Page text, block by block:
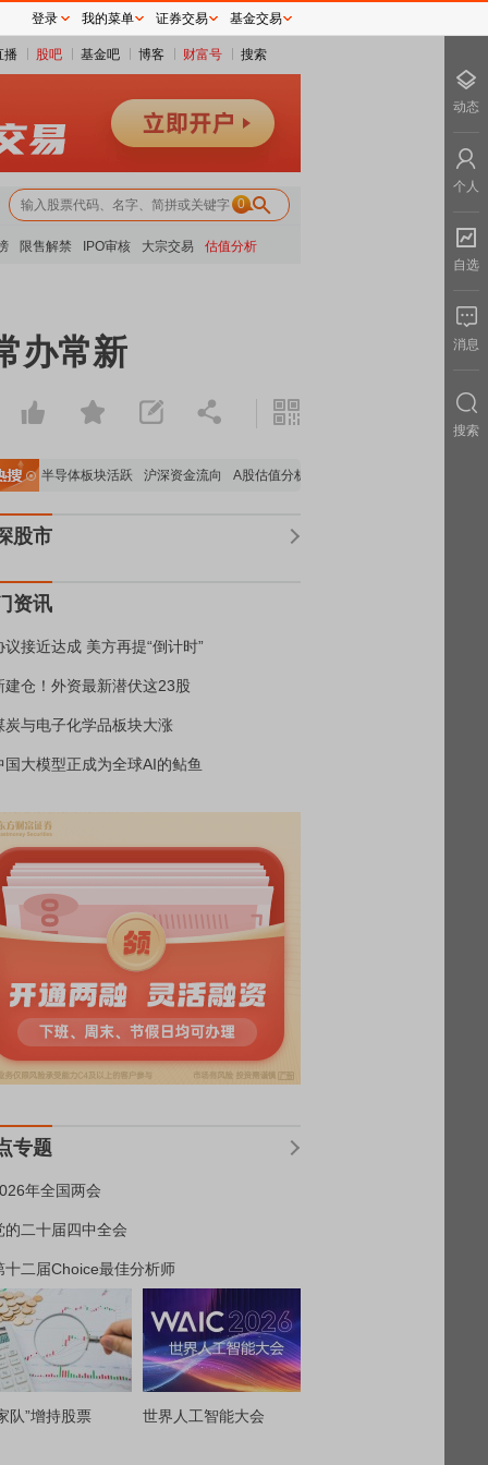
播 股吧 基金吧 博客 财富号 搜索
0
限售解禁 IPO审核 大宗交易 估值分析
办常新
强 半导体板块活跃 沪深资金流向 A股估值分析全览
股市
资讯
议接近达成 美方再提“倒计时”
建仓！外资最新潜伏这23股
炭与电子化学品板块大涨
国大模型正成为全球AI的鲇鱼
专题
年全国两会
的二十届四中全会
十二届Choice最佳分析师
队”增持股票 世界人工智能大会
登录 我的菜单 证券交易 基金交易
动态
个人
自选
消息
搜索